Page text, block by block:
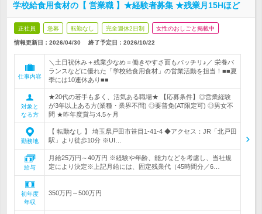
学校給食用食材の【 営業職 】★経験者募集 ★残業月15Hほど
正社員 急募 転勤なし 完全週休2日制 女性のおしごと掲載中
情報更新日：2026/04/30 終了予定日： 2026/10/22
仕事内容
＼土日祝休み＋残業少なめ＝働きやすさ面もバッチリ♪／ 栄養バ
ランスなどに優れた「学校給食用食材」の営業活動を担当！■■夏
季には10連休あり■■
対象と
なる方
★20代の若手も多く、活気ある職場★ 【応募条件】◎営業経験
が3年以上ある方(業種・業界不問) ◎要普免(AT限定可) ◎男女不
問 ★昨年度賞与:4.5ヶ月
勤務地
【 転勤なし 】 埼玉県戸田市笹目1-41-4 ◆アクセス：JR「北戸田
駅」より徒歩10分 ※UI…
給与
月給25万円～40万円 ※経験や年齢、能力などを考慮し、当社規
定により決定※上記月給には、固定残業代（45時間分／6…
初年度
年収
350万円～500万円